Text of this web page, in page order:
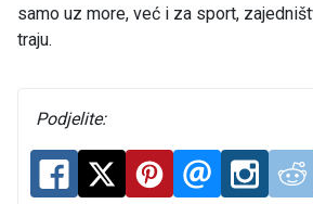
samo uz more, već i za sport,
traju.
Podjelite: